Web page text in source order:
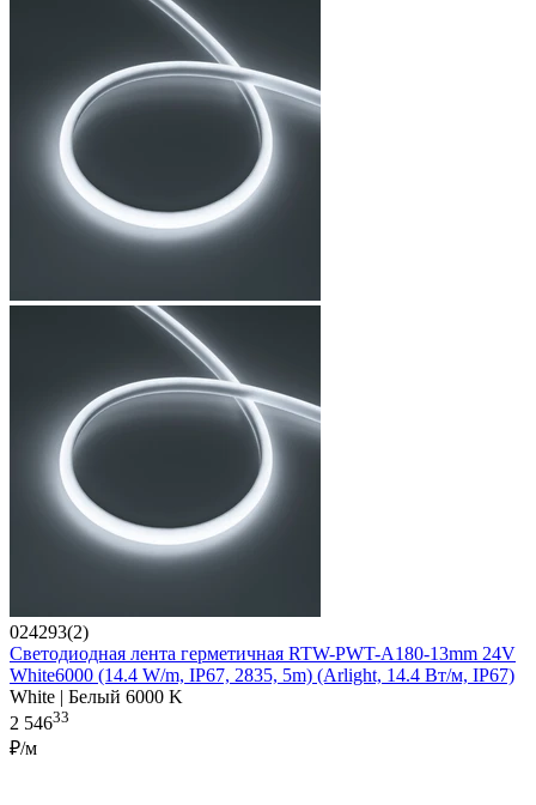
024293(2)
Светодиодная лента герметичная RTW-PWT-A180-13mm 24V
White6000 (14.4 W/m, IP67, 2835, 5m) (Arlight, 14.4 Вт/м, IP67)
White | Белый 6000 K
2 54633
₽/м